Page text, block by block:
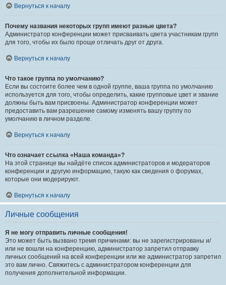
Вернуться к началу
Почему названия некоторых групп имеют разные цвета?
Администратор конференции может присваивать цвета участникам групп
для того, чтобы их было проще отличать друг от друга.
Вернуться к началу
Что такое группа по умолчанию?
Если вы состоите более чем в одной группе, ваша группа по умолчанию
используется для того, чтобы определить, какие групповые цвет и звание
должны быть вам присвоены. Администратор конференции может
предоставить вам разрешение самому изменять вашу группу по
умолчанию в личном разделе.
Вернуться к началу
Что означает ссылка «Наша команда»?
На этой странице вы найдёте список администраторов и модераторов
конференции и другую информацию, такую как сведения о форумах,
которые они модерируют.
Вернуться к началу
Личные сообщения
Я не могу отправить личные сообщения!
Это может быть вызвано тремя причинами: вы не зарегистрированы и/
или не вошли на конференцию, администратор запретил отправку
личных сообщений на всей конференции или же администратор запретил
это вам лично. Свяжитесь с администратором конференции для
получения дополнительной информации.